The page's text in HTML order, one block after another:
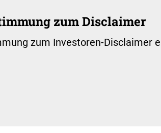
zum Disclaimer
zum Investoren-Disclaimer